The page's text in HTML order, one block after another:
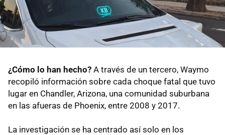
¿Cómo lo han hecho? A través de un tercero, Waymo
recopiló información sobre cada choque fatal que tuvo
lugar en Chandler, Arizona, una comunidad suburbana
en las afueras de Phoenix, entre 2008 y 2017.
La investigación se ha centrado así solo en los